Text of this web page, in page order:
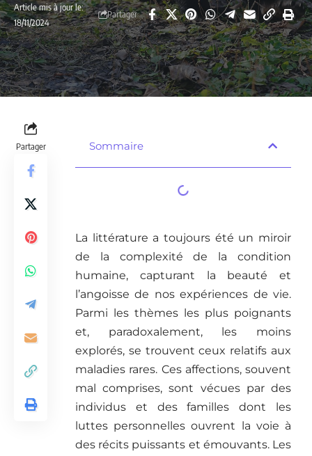
Article mis à jour le:
18/11/2024
Partager
Partager Sommaire
La littérature a toujours été un miroir
de la complexité de la condition
humaine, capturant la beauté et
l’angoisse de nos expériences de vie.
Parmi les thèmes les plus poignants
et, paradoxalement, les moins
explorés, se trouvent ceux relatifs aux
maladies rares. Ces affections, souvent
mal comprises, sont vécues par des
individus et des familles dont les
luttes personnelles ouvrent la voie à
des récits puissants et émouvants. Les